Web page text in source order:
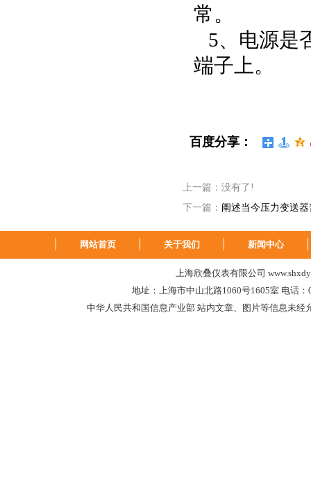
常。
5、电源是
端子上。
百度分享：
上一篇：没有了!
下一篇： 阐述当今压力变送
网站首页 关于我们 新闻中心
上海欣叠仪表有限公司
地址：上海市中山北路1060号1605室 电话
中华人民共和国信息产业部 站内文章、图片等信息未经